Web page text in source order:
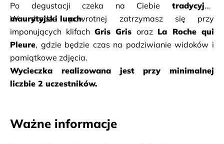
Po degustacji czeka na Ciebie tradycyjny
maurytyjski lunch.
W drodze powrotnej zatrzymasz się przy
imponujących klifach Gris Gris oraz La Roche qui
Pleure, gdzie będzie czas na podziwianie widoków i
pamiątkowe zdjęcia.
Wycieczka realizowana jest przy minimalnej
liczbie 2 uczestników.
Ważne informacje